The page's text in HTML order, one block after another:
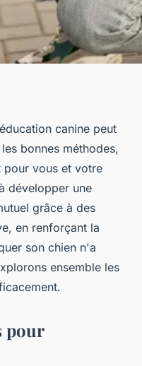
éduquer
canine peut
bonnes méthodes,
pour vous et votre
développer une
grâce à des
en renforçant la
son chien n'a
ensemble les
pour